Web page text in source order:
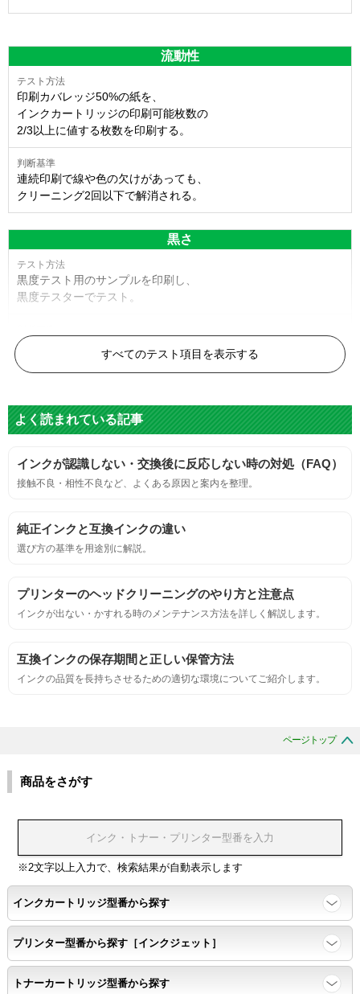
流動性
印刷カバレッジ50%の紙を、
インクカートリッジの印刷可能枚数の
2/3以上に値する枚数を印刷する。
連続印刷で線や色の欠けがあっても、
クリーニング2回以下で解消される。
黒さ
黒度テスト用のサンプルを印刷し、
黒度テスターでテスト。
黒度の技術基準に適合する。
標準カラーサンプルを印刷する。
鮮やか、リアル、彩度、シャープなど、
におい
互換性
色同士のにじみがないこと。
浸透性
浸透性テスト用のサンプルを印刷する。
任意の色を背景として使用し、
背景と違う色で8号サイズのArialフォントで
鮮明に印刷できること。
速乾性
すべてのテスト項目を表示する
よく読まれている記事
インクが認識しない・交換後に反応しない時の対処（FAQ）
接触不良・相性不良など、よくある原因と案内を整理。
純正インクと互換インクの違い
選び方の基準を用途別に解説。
プリンターのヘッドクリーニングのやり方と注意点
インクが出ない・かすれる時のメンテナンス方法を詳しく解説します。
互換インクの保存期間と正しい保管方法
インクの品質を長持ちさせるための適切な環境についてご紹介します。
ページトップ
商品をさがす
※2文字以上入力で、検索結果が自動表示します
インクカートリッジ型番から探す
プリンター型番から探す［インクジェット］
トナーカートリッジ型番から探す